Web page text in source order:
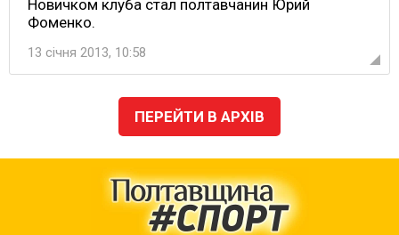
Новичком клуба стал полтавчанин Юрий
Фоменко.
13 січня 2013, 10:58
ПЕРЕЙТИ В АРХІВ